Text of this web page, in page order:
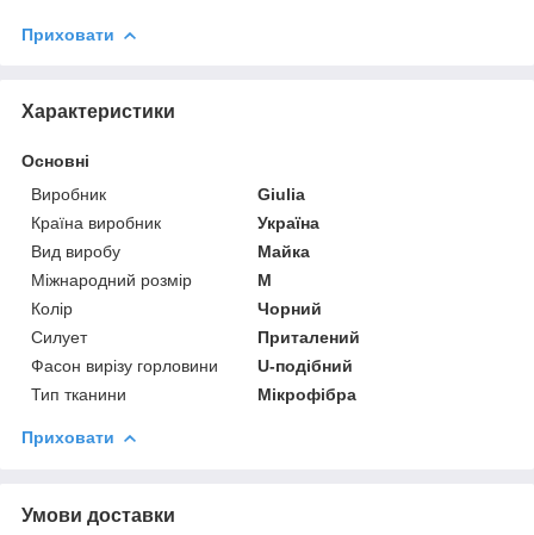
Приховати
Характеристики
Основні
Виробник
Giulia
Країна виробник
Україна
Вид виробу
Майка
Міжнародний розмір
M
Колір
Чорний
Силует
Приталений
Фасон вирізу горловини
U-подібний
Тип тканини
Мікрофібра
Приховати
Умови доставки